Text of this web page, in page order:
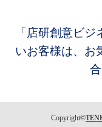
「店研創意ビ
いお客様は、お
Copyright©